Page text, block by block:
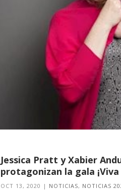
Jessica Pratt y Xabier
protagonizan la gala
OCT 13, 2020 | NOTICIAS, NOTICIAS